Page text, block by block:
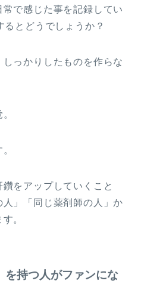
で感じた事を記録してい
とどうでしょうか？
っかりしたものを作らな
をアップしていくこと
」「同じ薬剤師の人」か
。
を持つ人がファンにな